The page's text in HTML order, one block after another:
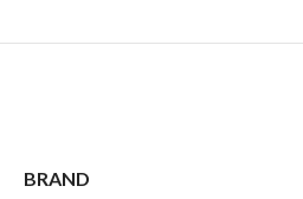
BRAND